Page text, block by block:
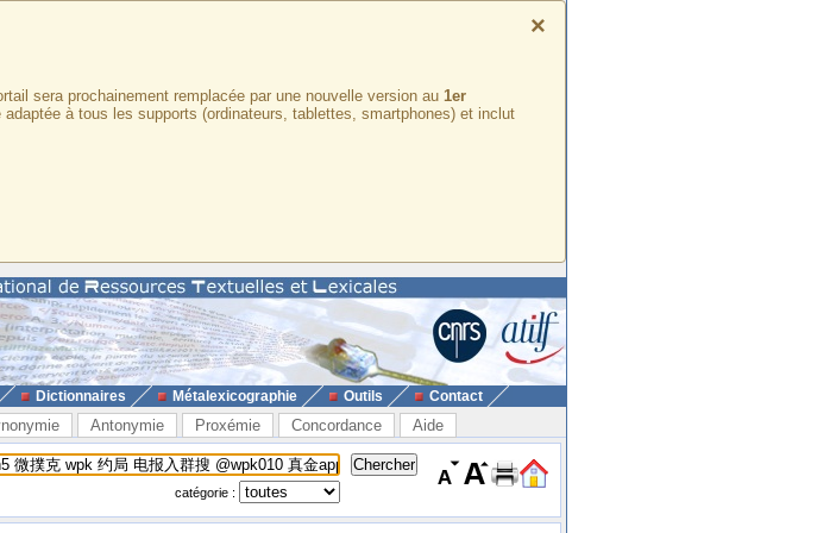
×
sera prochainement remplacée par une nouvelle version au 1er
à tous les supports (ordinateurs, tablettes, smartphones) et inclut
Dictionnaires Métalexicographie Outils Contact
Antonymie Proxémie Concordance Aide
catégorie :